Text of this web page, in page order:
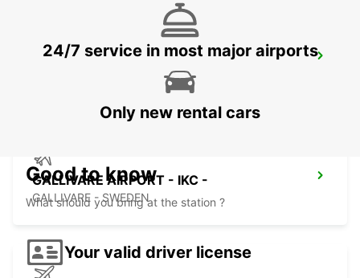
ROVANIEMI
GALLIVARE AIRPORT - IKC -
GALLIVARE - SWEDEN
24/7 service in most major airports
Only new rental cars
Good to know
What should you bring at the station ?
Your valid driver license